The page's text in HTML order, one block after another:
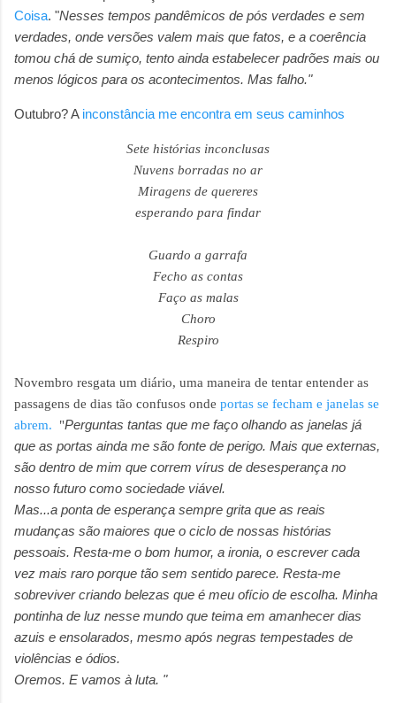
Coisa. "Nesses tempos pandêmicos de pós verdades e sem
verdades, onde versões valem mais que fatos, e a coerência
tomou chá de sumiço, tento ainda estabelecer padrões mais ou
menos lógicos para os acontecimentos. Mas falho."
Outubro? A inconstância me encontra em seus caminhos
Sete histórias inconclusas
Nuvens borradas no ar
Miragens de quereres
esperando para findar
Guardo a garrafa
Fecho as contas
Faço as malas
Choro
Respiro
Novembro resgata um diário, uma maneira de tentar entender as
passagens de dias tão confusos onde portas se fecham e janelas se
abrem.
"Perguntas tantas que me faço olhando as janelas já
que as portas ainda me são fonte de perigo. Mais que externas,
são dentro de mim que correm vírus de desesperança no
nosso futuro como sociedade viável.
Mas...a ponta de esperança sempre grita que as reais
mudanças são maiores que o ciclo de nossas histórias
pessoais. Resta-me o bom humor, a ironia, o escrever cada
vez mais raro porque tão sem sentido parece. Resta-me
sobreviver criando belezas que é meu ofício de escolha. Minha
pontinha de luz nesse mundo que teima em amanhecer dias
azuis e ensolarados, mesmo após negras tempestades de
violências e ódios.
Oremos. E vamos à luta. "